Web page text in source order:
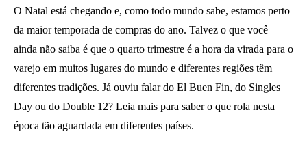
O Natal está chegando e, como todo mundo sabe, estamos perto
da maior temporada de compras do ano. Talvez o que você
ainda não saiba é que o quarto trimestre é a hora da virada para o
varejo em muitos lugares do mundo e diferentes regiões têm
diferentes tradições. Já ouviu falar do El Buen Fin, do Singles
Day ou do Double 12? Leia mais para saber o que rola nesta
época tão aguardada em diferentes países.